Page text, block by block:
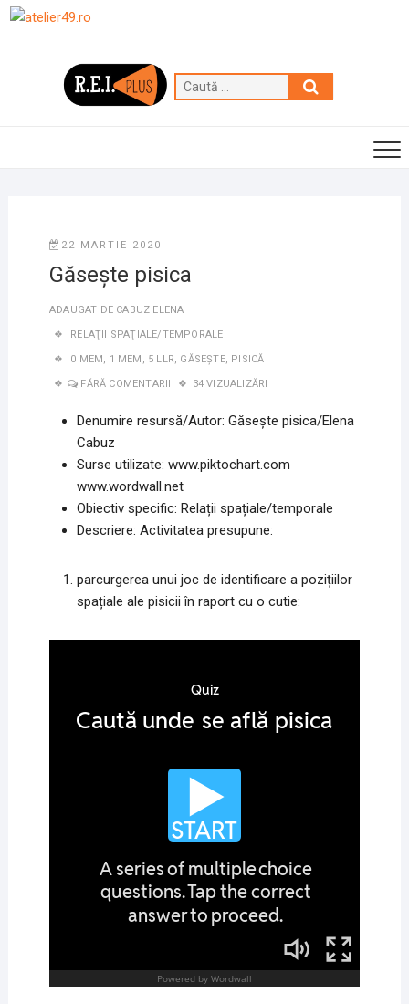
Skip
Caută
…
22 MARTIE 2020
Găsește pisica
ADAUGAT DE CABUZ ELENA
RELAŢII SPAŢIALE/TEMPORALE
0 MEM, 1 MEM , 5 LLR, GĂSEȘTE, PISICĂ
FĂRĂ COMENTARII 34 VIZUALIZĂRI
Denumire resursă/Autor: Găsește pisica/Elena
Cabuz
Surse utilizate: www.piktochart.com
www.wordwall.net
Obiectiv specific: Relații spațiale/temporale
Descriere: Activitatea presupune:
parcurgerea unui joc de identificare a pozițiilor
spațiale ale pisicii în raport cu o cutie: